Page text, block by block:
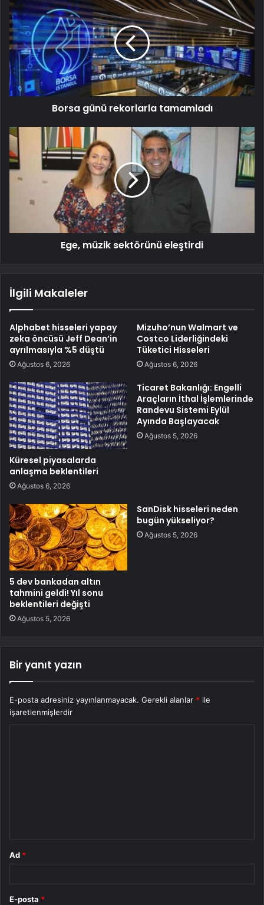
Borsa günü rekorlarla tamamladı
Ege, müzik sektörünü eleştirdi
İlgili Makaleler
Alphabet hisseleri yapay
zeka öncüsü Jeff Dean’in
ayrılmasıyla %5 düştü
Ağustos 6, 2026
Mizuho’nun Walmart ve
Costco Liderliğindeki
Tüketici Hisseleri
Ağustos 6, 2026
Küresel piyasalarda
anlaşma beklentileri
Ağustos 6, 2026
Ticaret Bakanlığı: Engelli
Araçların İthal İşlemlerinde
Randevu Sistemi Eylül
Ayında Başlayacak
Ağustos 5, 2026
5 dev bankadan altın
tahmini geldi! Yıl sonu
beklentileri değişti
Ağustos 5, 2026
SanDisk hisseleri neden
bugün yükseliyor?
Ağustos 5, 2026
Bir yanıt yazın
E-posta adresiniz yayınlanmayacak. Gerekli alanlar * ile
işaretlenmişlerdir
Ad *
E-posta *